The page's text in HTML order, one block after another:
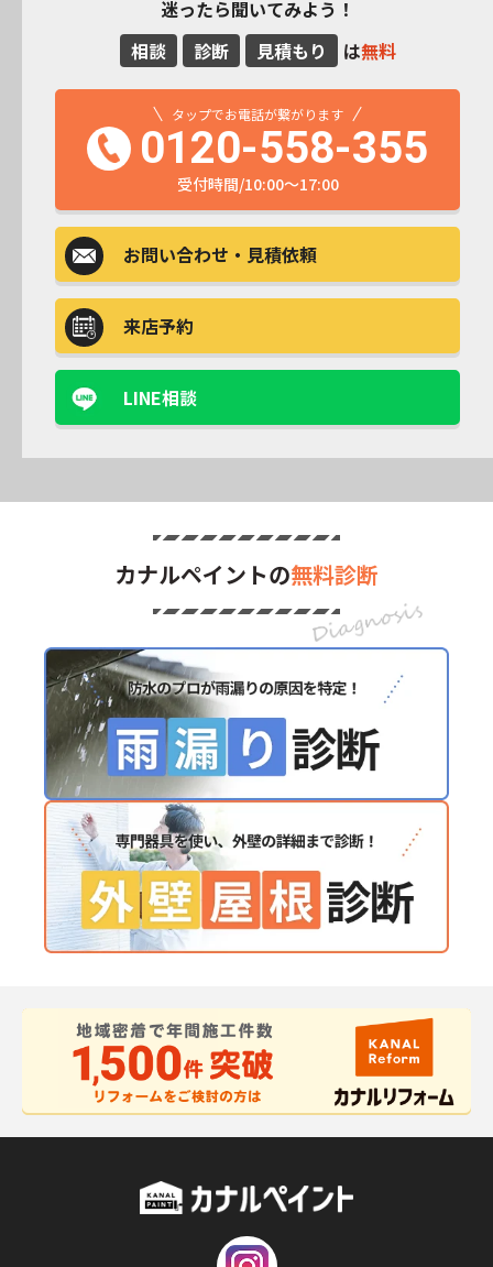
迷ったら聞いてみよう！
相談
診断 見積もり は無料
タップでお電話が繋がります
0120-558-355
受付時間/10:00～17:00
お問い合わせ ・見積依頼
来店予約
LINE相談
カナルペイントの無料診断